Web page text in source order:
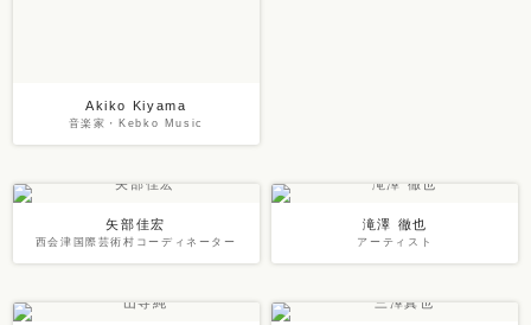
Akiko Kiyama
音楽家・Kebko Music
矢部佳宏
西会津国際芸術村コーディネーター
滝澤 徹也
アーティスト